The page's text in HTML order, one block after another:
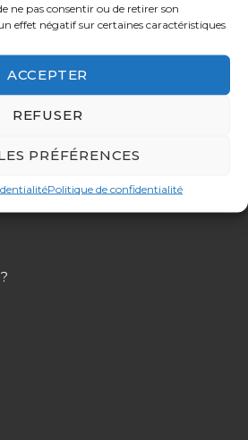
ne pas consentir ou de retirer son
effet négatif sur certaines caractéristiques
ACCEPTER
REFUSER
PRÉFÉRENCES
Politique de confidentialité
user, you should go to
Have fun!